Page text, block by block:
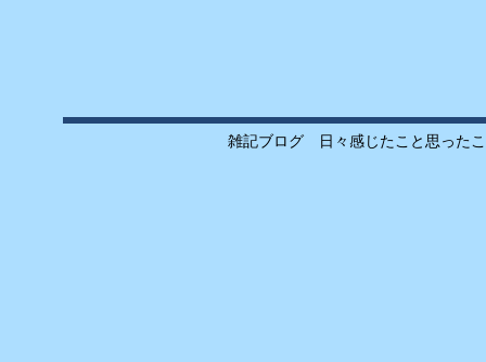
雑記ブログ 日々感じたこと思った